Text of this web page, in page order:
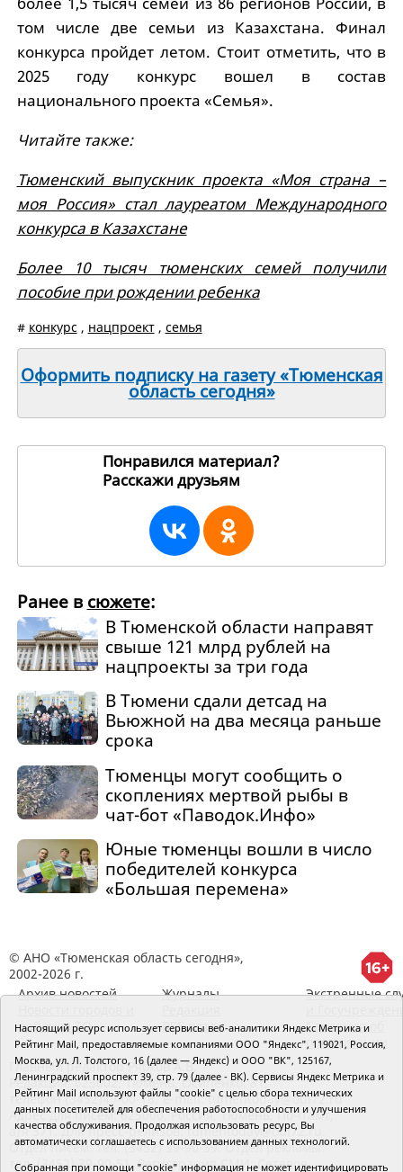
том числе две семьи из Казахстана. Финал
конкурса пройдет летом. Стоит отметить, что в
2025 году конкурс вошел в состав
национального проекта «Семья».
Читайте также:
Тюменский выпускник проекта «Моя страна –
моя Россия» стал лауреатом Международного
конкурса в Казахстане
Более 10 тысяч тюменских семей получили
пособие при рождении ребенка
# конкурс , нацпроект, семья
Оформить подписку на газету «Тюменская
область сегодня»
Понравился материал?
Расскажи друзьям
Ранее в сюжете:
В Тюменской области направят
свыше 121 млрд рублей на
нацпроекты за три года
В Тюмени сдали детсад на
Вьюжной на два месяца раньше
срока
Тюменцы могут сообщить о
скоплениях мертвой рыбы в
чат-бот «Паводок.Инфо»
Юные тюменцы вошли в число
победителей конкурса
«Большая перемена»
© АНО «Тюменская область сегодня»,
2002-2026 г.
Архив новостей
районов ТО
Журналы
RSS поток
Экстренные
Сведения об
организации
Главный редактор Рябков А.В.
Редакция: 625002, Тюмень, Осипенко, 81,
телефон (3452)49-00-18, e-mail: tumentoday@obl72.ru
Адрес для писем: 625000, Россия, Тюмень, Почтамт,
а/я 371. Для пресс-релизов: tumentoday@obl72.ru.
Отдел писем: тел. (3452) 39-90-59. Отдел рекламы:
тел. (3452) 39-90-51. Регистрация СМИ: Сетевое
Настоящий ресурс использует сервисы веб-аналитики Яндекс Метрика и
Рейтинг Mail, предоставляемые компаниями ООО "Яндекс", 119021, Россия,
Москва, ул. Л. Толстого, 16 (далее — Яндекс) и ООО "ВК", 125167,
Ленинградский проспект 39, стр. 79 (далее - ВК). Сервисы Яндекс Метрика и
Рейтинг Mail используют файлы "cookie" с целью сбора технических
данных посетителей для обеспечения работоспособности и улучшения
качества обслуживания. Продолжая использовать ресурс, Вы
автоматически соглашаетесь с использованием данных технологий.
Собранная при помощи "cookie" информация не может идентифицировать